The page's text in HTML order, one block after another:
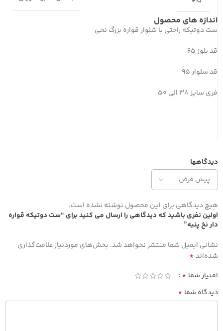
اندازه های محصول
ست دوتیکه راحتی با شلوار قواره بزرگ نخی
قد بلوز 65
قد سلوار 95
فری سایز 38 الی 50
دیدگاهها
هیچ دیدگاهی برای این محصول نوشته نشده است.
اولین نفری باشید که دیدگاهی را ارسال می کنید برای “ست دوتیکه قواره
دار نخ پنبه”
نشانی ایمیل شما منتشر نخواهد شد. بخش‌های موردنیاز علامت‌گذاری
شده‌اند*
امتیاز شما *
دیدگاه شما *